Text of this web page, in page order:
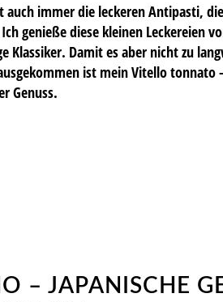
immer die leckeren Antipasti,
genieße diese kleinen Leckereien
Damit es aber nicht zu
ist mein Vitello tonnato
Genuss.
– JAPANISCHE